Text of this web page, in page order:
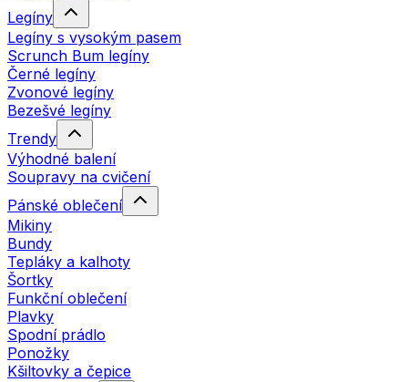
Legíny
Legíny s vysokým pasem
Scrunch Bum legíny
Černé legíny
Zvonové legíny
Bezešvé legíny
Trendy
Výhodné balení
Soupravy na cvičení
Pánské oblečení
Mikiny
Bundy
Tepláky a kalhoty
Šortky
Funkční oblečení
Plavky
Spodní prádlo
Ponožky
Kšiltovky a čepice